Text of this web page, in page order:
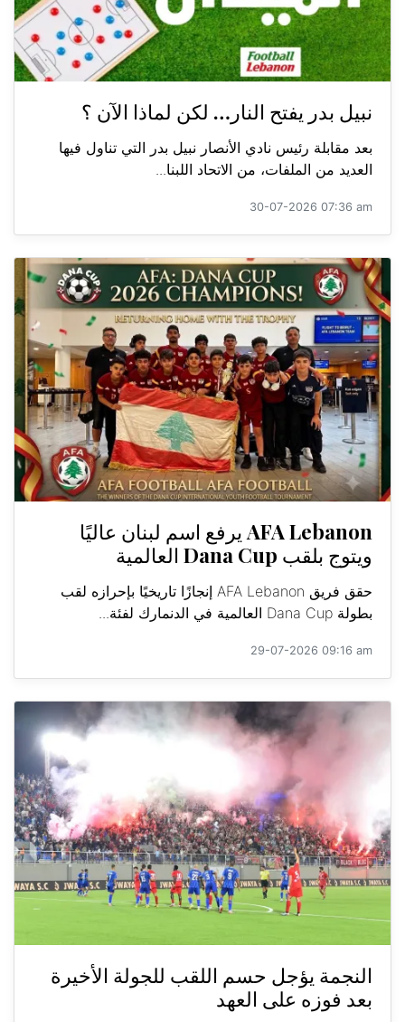
نبيل بدر يفتح النار… لكن لماذا الآن ؟
بعد مقابلة رئيس نادي الأنصار نبيل بدر التي تناول فيها
العديد من الملفات، من الاتحاد اللبنا...
30-07-2026 07:36 am
AFA Lebanon يرفع اسم لبنان عاليًا
ويتوج بلقب Dana Cup العالمية
حقق فريق AFA Lebanon إنجازًا تاريخيًا بإحرازه لقب
بطولة Dana Cup العالمية في الدنمارك لفئة...
29-07-2026 09:16 am
النجمة يؤجل حسم اللقب للجولة الأخيرة
بعد فوزه على العهد